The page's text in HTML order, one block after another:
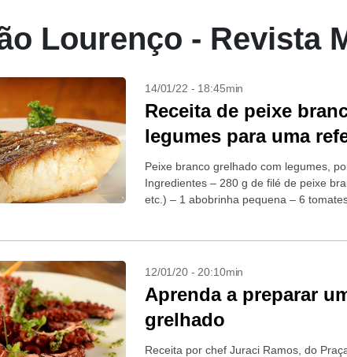
Lourenço - Revista
14/01/22 - 18:45min
Receita de peixe
legumes para uma
Peixe branco grelhado com legumes,
Ingredientes – 280 g de filé de peixe
etc.) – 1 abobrinha pequena – 6
12/01/20 - 20:10min
Aprenda a preparar
grelhado
Receita por chef Juraci Ramos, do